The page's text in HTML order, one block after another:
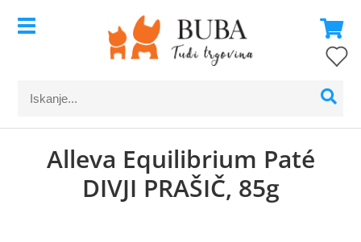
Alleva Equilibrium Paté
DIVJI PRAŠIČ, 85g